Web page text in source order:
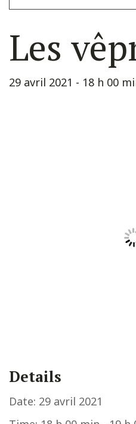
Les
29 avril 2021 - 18 h 00
Details
Date: 29 avril 2021